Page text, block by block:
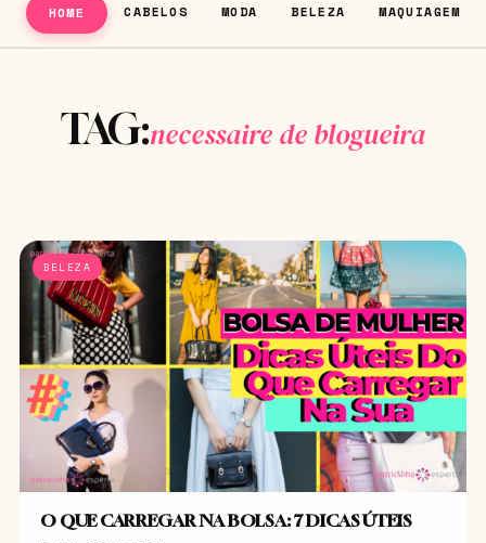
HOME CABELOS MODA BELEZA MAQUIAGEM
TAG:necessaire de blogueira
BELEZA
O QUE CARREGAR NA BOLSA: 7 DICAS ÚTEIS